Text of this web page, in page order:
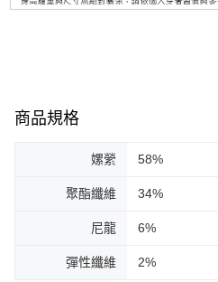
商品規格
嫘縈 58%
聚酯纖維 34%
尼龍 6%
彈性纖維 2%